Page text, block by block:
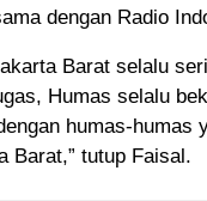
dengan Radio
Barat selalu
Humas selalu
humas-humas
Barat,” tutup Faisal.